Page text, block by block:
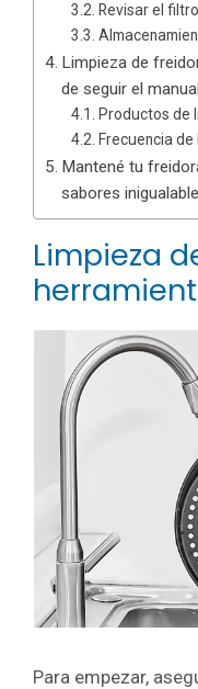
Revisar el
Limpieza de
de seguir el
Productos de
Frecuencia de
Mantené tu
sabores
Limpieza
Para empezar,